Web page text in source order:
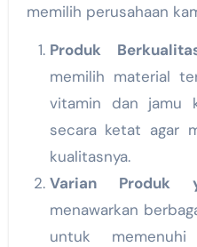
memilih perusahaan
Produk
memilih material
vitamin dan jamu
secara ketat agar
kualitasnya.
Varian Produk
menawarkan
untuk